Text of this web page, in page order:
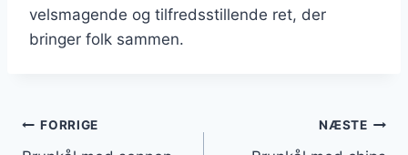
velsmagende og tilfredsstillende ret, der
bringer folk sammen.
Indlægsnavigation
FORRIGE NÆSTE